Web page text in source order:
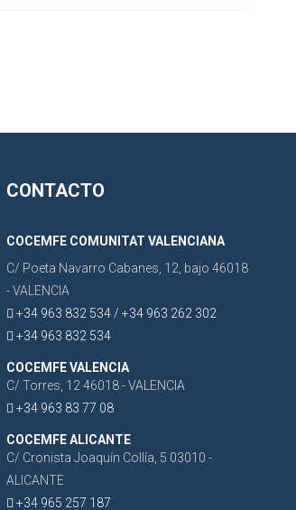
CONTACTO
COCEMFE COMUNITAT VALENCIANA
C/ Poeta Navarro Cabanes, 12, bajo 46018
- VALENCIA
+34 963 832 534 / +34 963 262 302
+34 963 832 534
COCEMFE VALENCIA
C/ Torres, 12 46018 - VALENCIA
+34 963 83 77 08
COCEMFE ALICANTE
C/ Cronista Joaquín Collía, 5 03010 -
ALICANTE
+34 965 257 187